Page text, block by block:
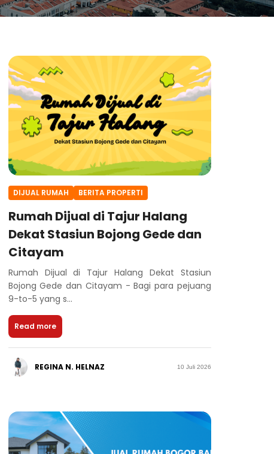
DIJUAL RUMAH BERITA PROPERTI
Rumah Dijual di Tajur Halang
Dekat Stasiun Bojong Gede dan
Citayam
Rumah Dijual di Tajur Halang Dekat Stasiun
Bojong Gede dan Citayam - Bagi para pejuang
9-to-5 yang s...
Read more
REGINA N. HELNAZ 10 Juli 2026